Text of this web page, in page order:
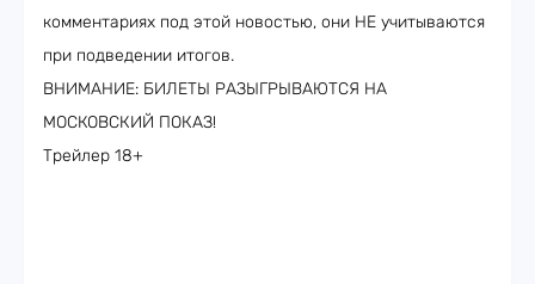
комментариях под этой новостью, они НЕ учитываются
при подведении итогов.
ВНИМАНИЕ: БИЛЕТЫ РАЗЫГРЫВАЮТСЯ НА
МОСКОВСКИЙ ПОКАЗ!
Трейлер 18+